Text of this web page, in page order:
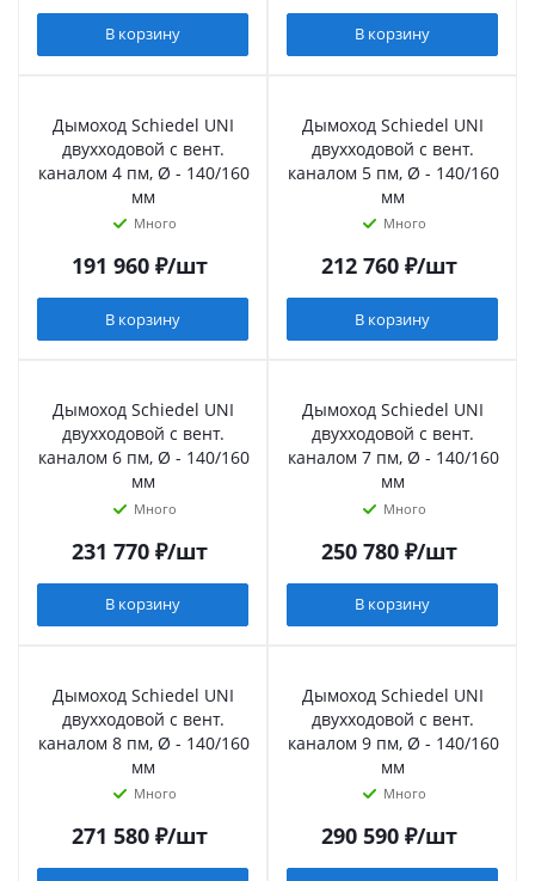
В корзину В корзину
Дымоход Schiedel UNI
двухходовой с вент.
каналом 4 пм, Ø - 140/160
мм
Много
191 960₽/шт
В корзину
Дымоход Schiedel UNI
двухходовой с вент.
каналом 5 пм, Ø - 140/160
мм
Много
212 760₽/шт
В корзину
Дымоход Schiedel UNI
двухходовой с вент.
каналом 6 пм, Ø - 140/160
мм
Много
231 770₽/шт
В корзину
Дымоход Schiedel UNI
двухходовой с вент.
каналом 7 пм, Ø - 140/160
мм
Много
250 780₽/шт
В корзину
Дымоход Schiedel UNI
двухходовой с вент.
каналом 8 пм, Ø - 140/160
мм
Много
271 580₽/шт
Дымоход Schiedel UNI
двухходовой с вент.
каналом 9 пм, Ø - 140/160
мм
Много
290 590₽/шт